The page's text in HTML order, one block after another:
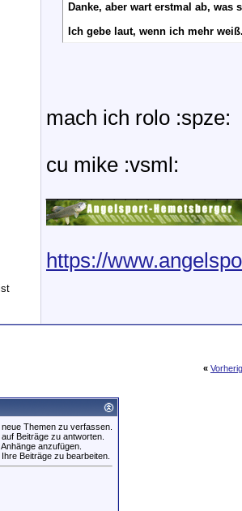
Danke, aber wart erstmal ab,
Ich gebe laut, wenn ich mehr
mach ich rolo :spze:
cu mike :vsml:
https://
«
, neue Themen zu verfassen.
, auf Beiträge zu antworten.
, Anhänge anzufügen.
, Ihre Beiträge zu bearbeiten.